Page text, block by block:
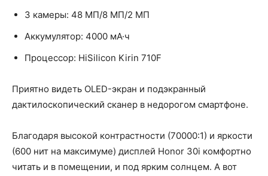
3 камеры: 48 МП/8 МП/2 МП
Аккумулятор: 4000 мА·ч
Процессор: HiSilicon Kirin 710F
Приятно видеть OLED-экран и подэкранный
дактилоскопический сканер в недорогом смартфоне.
Благодаря высокой контрастности (70000:1) и яркости
(600 нит на максимуме) дисплей Honor 30i комфортно
читать и в помещении, и под ярким солнцем. А вот